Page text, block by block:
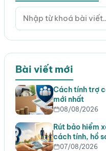
Bài viết mới
Cách tính trợ
mới nhất
08/08/2026
Rút bảo hiểm
cách tính, hồ
07/08/2026